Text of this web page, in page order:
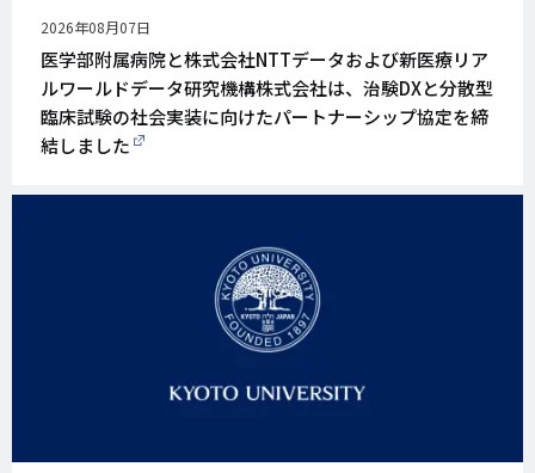
公
開
日
2026年08月07日
医学部附属病院と株式会社NTTデータおよび新医療リア
ルワールドデータ研究機構株式会社は、治験DXと分散型
臨床試験の社会実装に向けたパートナーシップ協定を締
結しました